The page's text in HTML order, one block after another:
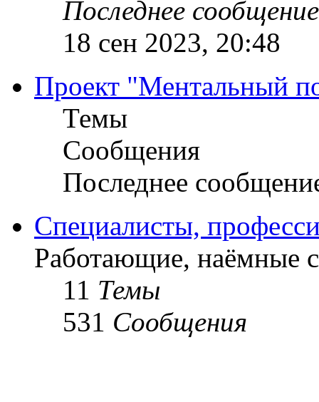
Последнее сообщение
18 сен 2023, 20:48
Проект "Ментальный
Темы
Сообщения
Последнее
Специалисты,
Работающие, наёмные
11 Темы
531 Сообщения